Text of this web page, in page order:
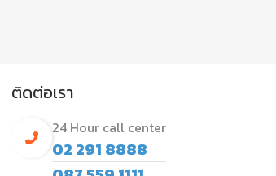
ติดต่อเรา
24 Hour call center
02 291 8888